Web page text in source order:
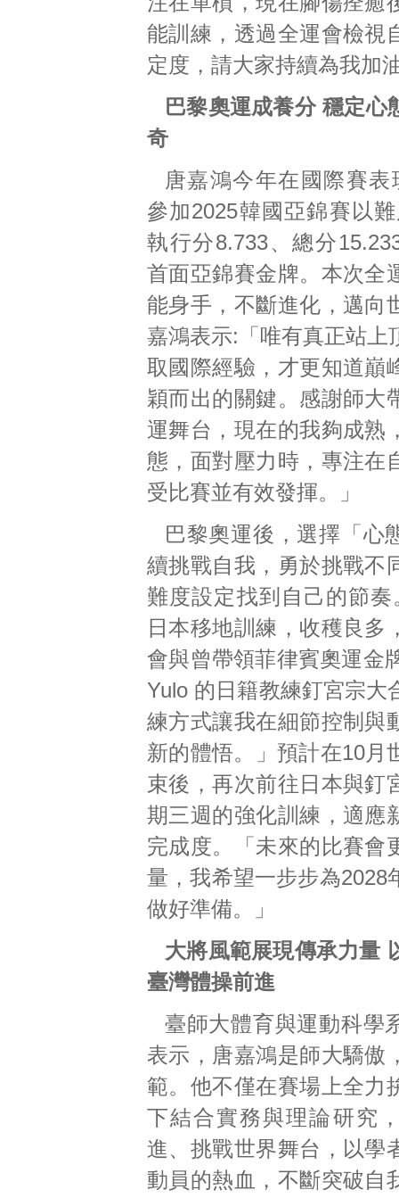
能訓練，透過全運會檢視
定度，請大家持續為我加
巴黎奧運成養分 穩定心
奇
唐嘉鴻今年在國際賽表
參加2025韓國亞錦賽以
執行分8.733、總分
首面亞錦賽金牌。本次全
能身手，不斷進化，邁向
嘉鴻表示:「唯有真正站上
取國際經驗，才更知道巔
穎而出的關鍵。感謝師大
運舞台，現在的我夠成熟
態，面對壓力時，專注在
受比賽並有效發揮。」
巴黎奧運後，選擇「心
續挑戰自我，勇於挑戰不
難度設定找到自己的節
日本移地訓練，收穫良多
會與曾帶領菲律賓奧運金
Yulo 的日籍教練釘宮宗大
練方式讓我在細節控制與
新的體悟。」預計在10月
束後，再次前往日本與釘
期三週的強化訓練，適應
完成度。「未來的比賽會
量，我希望一步步為2028
做好準備。」
大將風範展現傳承力量
臺灣體操前進
臺師大體育與運動科學
表示，唐嘉鴻是師大驕傲
範。他不僅在賽場上全力
下結合實務與理論研究
進、挑戰世界舞台，以學
動員的熱血，不斷突破自